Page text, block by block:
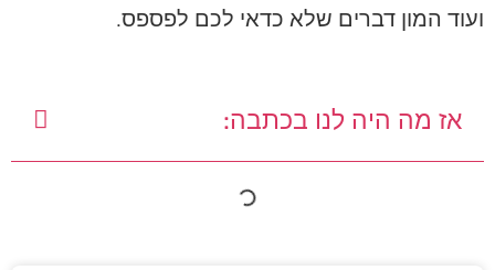
ועוד המון דברים שלא כדאי לכם לפספס.
אז מה היה לנו בכתבה: